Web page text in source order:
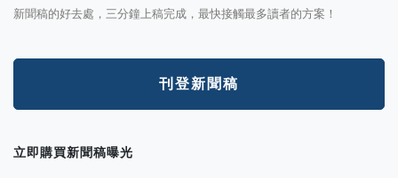
新聞稿的好去處，三分鐘上稿完成，最快接觸最多讀者的方案！
刊登新聞稿
立即購買新聞稿曝光